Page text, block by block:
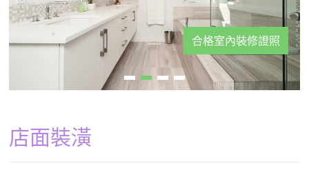
合格室內裝修證照
店面裝潢